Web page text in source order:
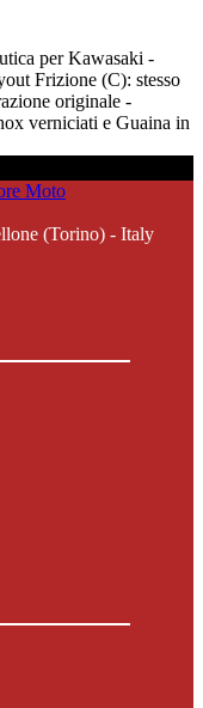
per Kawasaki -
Frizione (C): stesso
originale -
verniciati e Guaina in
(Torino) - Italy